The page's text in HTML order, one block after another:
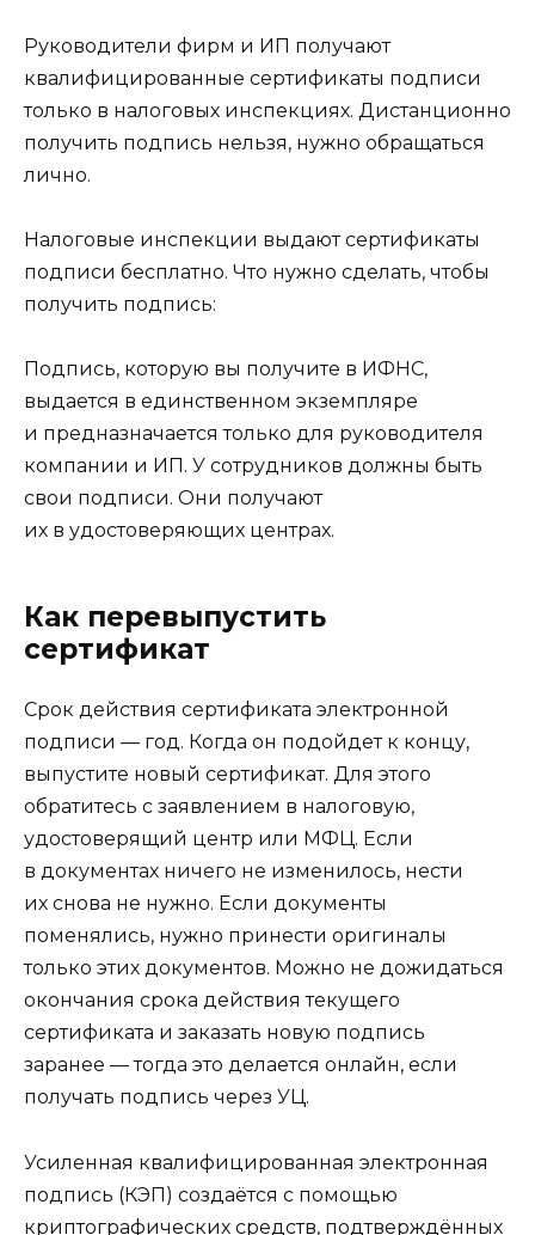
Руководители фирм и ИП получают
квалифицированные сертификаты подписи
только в налоговых инспекциях. Дистанционно
получить подпись нельзя, нужно обращаться
лично.
Налоговые инспекции выдают сертификаты
подписи бесплатно. Что нужно сделать, чтобы
получить подпись:
Подпись, которую вы получите в ИФНС,
выдается в единственном экземпляре
и предназначается только для руководителя
компании и ИП. У сотрудников должны быть
свои подписи. Они получают
их в удостоверяющих центрах.
Как перевыпустить
сертификат
Срок действия сертификата электронной
подписи — год. Когда он подойдет к концу,
выпустите новый сертификат. Для этого
обратитесь с заявлением в налоговую,
удостоверящий центр или МФЦ. Если
в документах ничего не изменилось, нести
их снова не нужно. Если документы
поменялись, нужно принести оригиналы
только этих документов. Можно не дожидаться
окончания срока действия текущего
сертификата и заказать новую подпись
заранее — тогда это делается онлайн, если
получать подпись через УЦ.
Усиленная квалифицированная электронная
подпись (КЭП) создаётся с помощью
криптографических средств, подтверждённых